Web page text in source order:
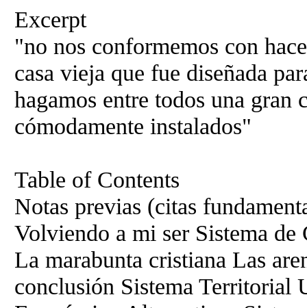
Excerpt
"no nos conformemos con
casa vieja que fue diseñada
hagamos entre todos una gran
cómodamente instalados"
Table of Contents
Notas previas (citas
Volviendo a mi ser Sistema de
La marabunta cristiana Las
conclusión Sistema Territorial